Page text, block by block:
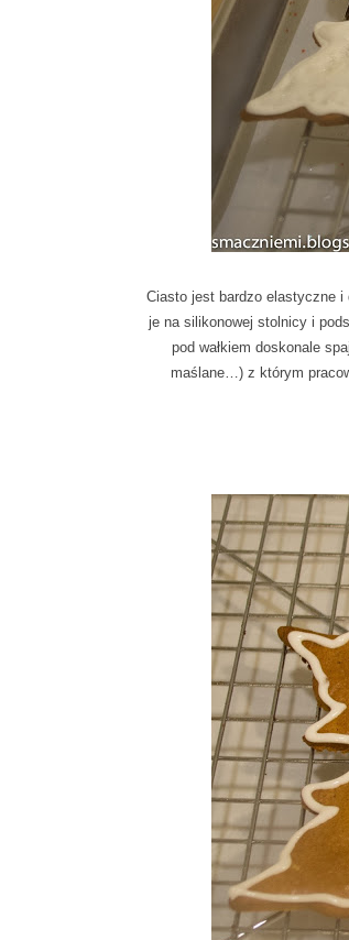
Ciasto jest bardzo elastyczne i
je na silikonowej stolnicy i
pod wałkiem doskonale
maślane…) z którym